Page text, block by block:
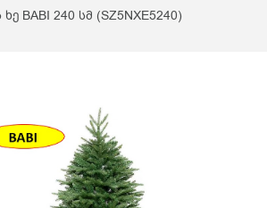
ხე BABI 240 სმ (SZ5NXE5240)